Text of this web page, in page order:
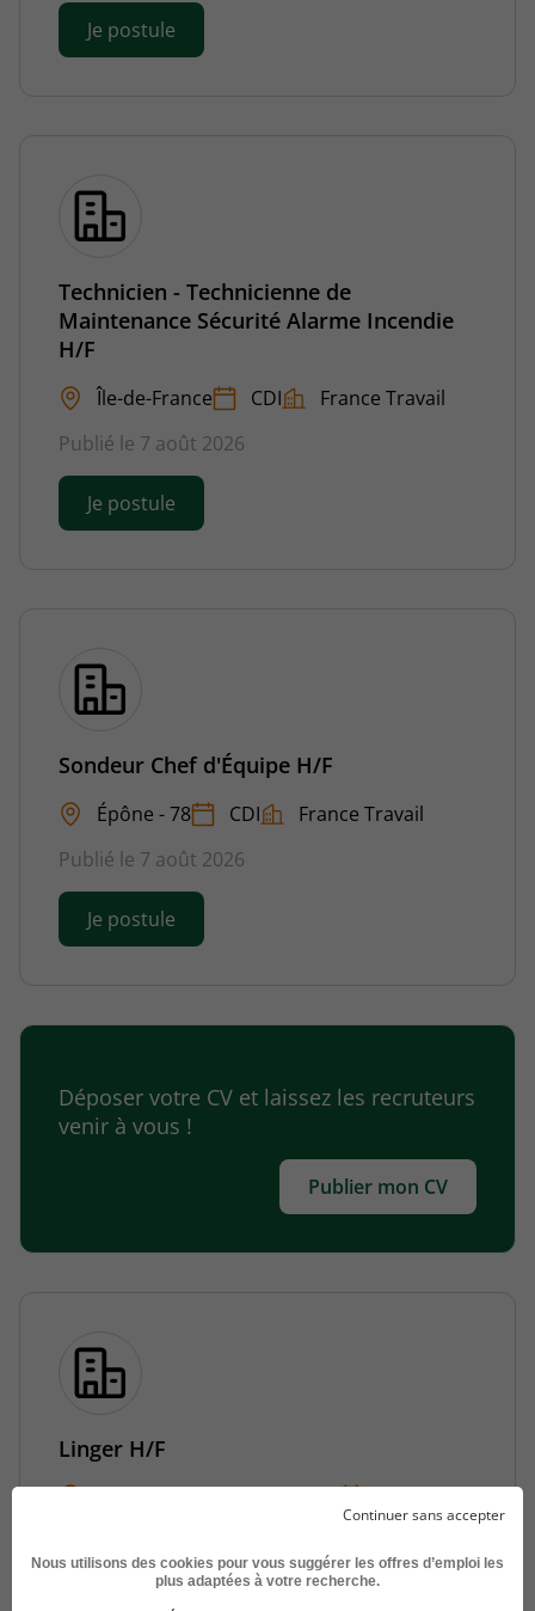
Je postule
Technicien - Technicienne de
Maintenance Sécurité Alarme Incendie
H/F
Île-de-France CDI
France Travail
Publié le 7 août 2026
Je postule
Sondeur Chef d'Équipe H/F
Épône - 78 CDI
France Travail
Publié le 7 août 2026
Je postule
Déposer votre CV et laissez les recruteurs
venir à vous !
Publier mon CV
Linger H/F
Publié le 7 août 2026
Continuer sans accepter
Nous utilisons des cookies pour vous suggérer les offres d’emploi les
plus adaptées à votre recherche.